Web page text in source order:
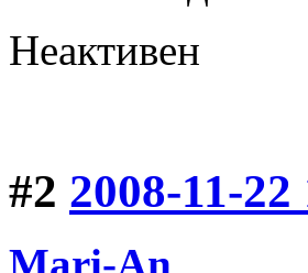
Неактивен
#2 2008-11-